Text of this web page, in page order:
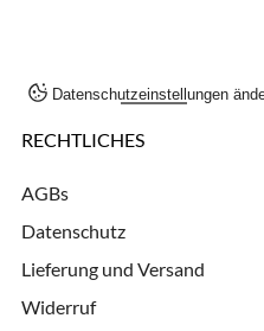
Datenschutzeinstellungen
RECHTLICHES
AGBs
Datenschutz
Lieferung und Versand
Widerruf